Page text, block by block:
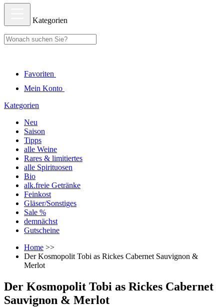
Kategorien
Favoriten
Mein Konto
Kategorien
Neu
Saison
Tipps
alle Weine
Rares & limitiertes
alle Spirituosen
Bio
alk.freie Getränke
Feinkost
Gläser/Sonstiges
Sale %
demnächst
Gutscheine
Home >>
Der Kosmopolit Tobi as Rickes Cabernet Sauvignon &
Merlot
Der Kosmopolit Tobi as Rickes Cabernet
Sauvignon & Merlot